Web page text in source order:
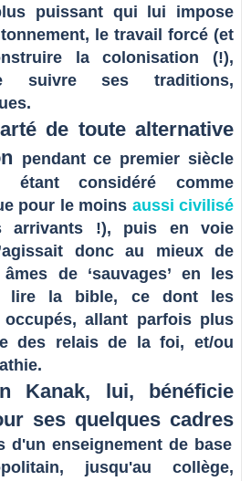
puissant qui lui impose
le travail forcé (et
la colonisation (!),
suivre ses traditions,
de toute alternative
pendant ce premier siècle
étant considéré comme
pour le moins aussi civilisé
arrivants !), puis en voie
donc au mieux de
de ‘sauvages’ en les
lire la bible, ce dont les
allant parfois plus
des relais de la foi, et/ou
Kanak, lui, bénéficie
ses quelques cadres
d'un enseignement de base
jusqu'au collège,